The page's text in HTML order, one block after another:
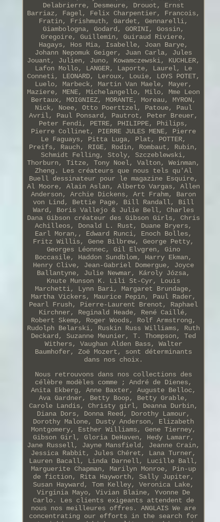
Delabrierre, Desmeure, Drouot, Ernst
Barriaz, Fagel, Felix Charpentier, Francois,
Fratin, Frishmuth, Gardet, Gennarelli,
Giambologna, Godard, GORINI, Gossin,
Gregoire, Guillemin, Guiraud Riviere,
Hagays, Hos Mia, Isabelle, Joan Barye,
Johann Nepomuk Geiger, Juan Carla, Jules
Jouant, Julien, Juno, Kowamczewski, KUCHLER,
Lafon Mollo, LANGER, Laporte, Laurel, Le
Conneti, LEONARD, Leroux, Louie, LOYS POTET,
Luelo, Marbeck, Martin Van Maele, Mayer,
Maziere, MENE, Michelangello, Milo, Mme Leon
Bertaux, MOIGNIEZ, MORANTE, Moreau, MYRON,
Nick, Noee, Otto Poerttzel, Patoue, Paul
Avril, Paul Ponsard, Pautrot, Peter Breuer,
Peter Fendi, PETRE, PHILIPPE, Philips,
Pierre Collinet, PIERRE JULES MENE, Pierre
Le Faguays, Pitta Luga, Plat, POTTER,
Preifs, Rauch, RIGE, Rodin, Rombaut, Rubin,
Schmidt Felling, Stoly, Szczeblewski,
Thorburn, Titze, Tony Noel, Valton, Weinman,
Zheng. Les créateurs que nous tels qu'Al
Buell dessinateur pour le magazine Esquire,
Al Moore, Alain Aslan, Alberto Vargas, Allen
Anderson, Archie Dickens, Art Frahm, Baron
von Lind, Bettie Page, Bill Randall, Bill
Ward, Boris Vallejo & Julie Bell, Charles
Dana Gibson créateur des Gibson Girls, Chris
Achilleos, Donald L. Rust, Duane Bryers,
Earl Moran,, Edward Runci, Enoch Bolles,
Fritz Willis, Gene Bilbrew, George Petty,
Georges Léonnec, Gil Elvgren, Gino
Boccasile, Haddon Sundblom, Harry Ekman,
Henry Clive, Jean-Gabriel Domergue, Joyce
Ballantyne, Julie Newmar, Károly Józsa,
Knute Munson K. Lili St-Cyr, Louis
Marchetti, Lynn Bari, Margaret Brundage,
Martha Vickers, Maurice Pepin, Paul Rader,
Pearl Frush, Pierre-Laurent Brenot, Raphael
Kirchner, Reginald Heade, René Caillé,
Robert Skemp, Roger Woods, Rolf Armstrong,
Rudolph Belarski, Ruskin Russ Williams, Ruth
Deckard, Suzanne Meunier, T. Thompson, Ted
Withers, Vaughan Alden Bass, Walter
Baumhofer, Zoë Mozert, sont déterminants
dans nos choix.
Nous retrouvons dans nos collections des
célèbre modèles comme ; André de Dienes,
Anita Ekberg, Anne Baxter, Auguste Belloc,
Ava Gardner, Betty Boop, Betty Grable,
Carole Landis, Christy girl, Deanna Durbin,
Diana Dors, Donna Reed, Dorothy Lamour,
Dorothy Malone, Dusty Anderson, Elizabeth
Montgomery, Esther Williams, Gene Tierney,
Gibson Girl, Gloria DeHaven, Hedy Lamarr,
Jane Russell, Jayne Mansfield, Jeanne Crain,
Jessica Rabbit, Jules Chéret, Lana Turner,
Lauren Bacall, Linda Darnell, Lucille Ball,
Marguerite Chapman, Marilyn Monroe, Pin-up
de fiction, Rita Hayworth, Sally Jupiter,
Susan Hayward, Tom Kelley, Veronica Lake,
Virginia Mayo, Vivian Blaine, Yvonne De
Carlo. Les clients exigeants attendent de
nous nos meilleures offres. ANGLAIS We are
concentrating our efforts in the search for